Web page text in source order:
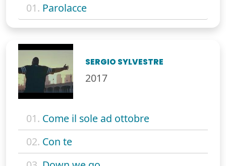
01. Parolacce
SERGIO SYLVESTRE
2017
01. Come il sole ad ottobre
02. Con te